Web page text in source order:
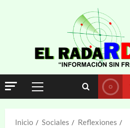
Inicio Sociales
Reflexiones